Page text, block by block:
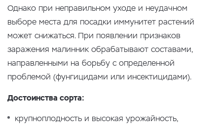
Однако при неправильном уходе и неудачном
выборе места для посадки иммунитет растений
может снижаться. При появлении признаков
заражения малинник обрабатывают составами,
направленными на борьбу с определенной
проблемой (фунгицидами или инсектицидами).
Достоинства сорта:
крупноплодность и высокая урожайность,